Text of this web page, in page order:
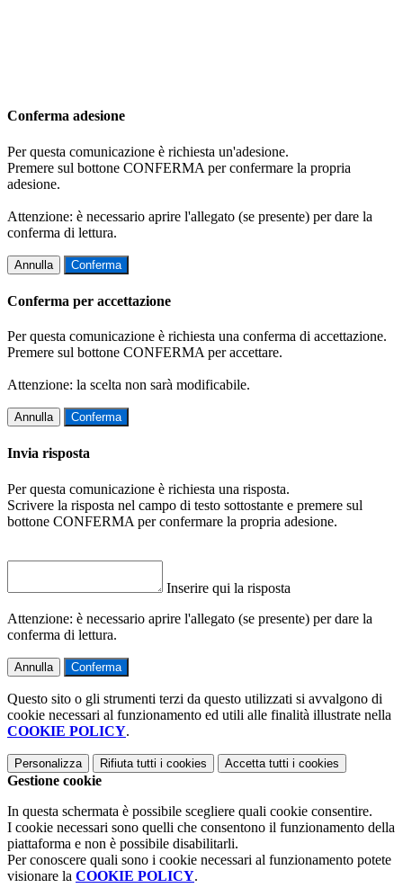
Conferma adesione
Per questa comunicazione è richiesta un'adesione.
Premere sul bottone CONFERMA per confermare la propria
adesione.
Attenzione: è necessario aprire l'allegato (se presente) per dare la
conferma di lettura.
Annulla Conferma
Conferma per accettazione
Per questa comunicazione è richiesta una conferma di accettazione.
Premere sul bottone CONFERMA per accettare.
Attenzione: la scelta non sarà modificabile.
Annulla Conferma
Invia risposta
Per questa comunicazione è richiesta una risposta.
Scrivere la risposta nel campo di testo sottostante e premere sul
bottone CONFERMA per confermare la propria adesione.
Inserire qui la risposta
Attenzione: è necessario aprire l'allegato (se presente) per dare la
conferma di lettura.
Annulla Conferma
Questo sito o gli strumenti terzi da questo utilizzati si avvalgono di
cookie necessari al funzionamento ed utili alle finalità illustrate nella
COOKIE POLICY.
Personalizza Rifiuta tutti i cookies Accetta tutti i cookies
Gestione cookie
In questa schermata è possibile scegliere quali cookie consentire.
I cookie necessari sono quelli che consentono il funzionamento della
piattaforma e non è possibile disabilitarli.
Per conoscere quali sono i cookie necessari al funzionamento potete
visionare la COOKIE POLICY.